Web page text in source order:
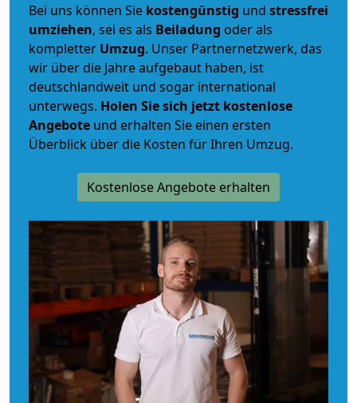
Bei uns können Sie kostengünstig und stressfrei
umziehen, sei es als Beiladung oder als
kompletter Umzug. Unser Partnernetzwerk, das
wir über die Jahre aufgebaut haben, ist
deutschlandweit und sogar international
unterwegs. Holen Sie sich jetzt kostenlose
Angebote und erhalten Sie einen ersten
Überblick über die Kosten für Ihren Umzug.
Kostenlose Angebote erhalten